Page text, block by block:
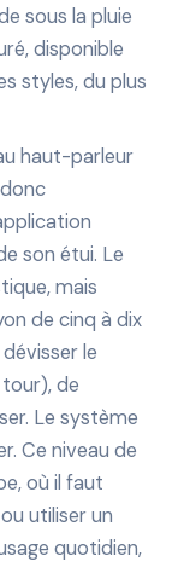
sous la pluie
disponible
styles, du plus
haut-parleur
son étui. Le
mais
de cinq à dix
le
de
Le système
Ce niveau de
où il faut
utiliser un
quotidien,